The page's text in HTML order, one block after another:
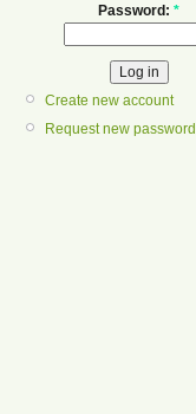
Password: *
Create new account
Request new password